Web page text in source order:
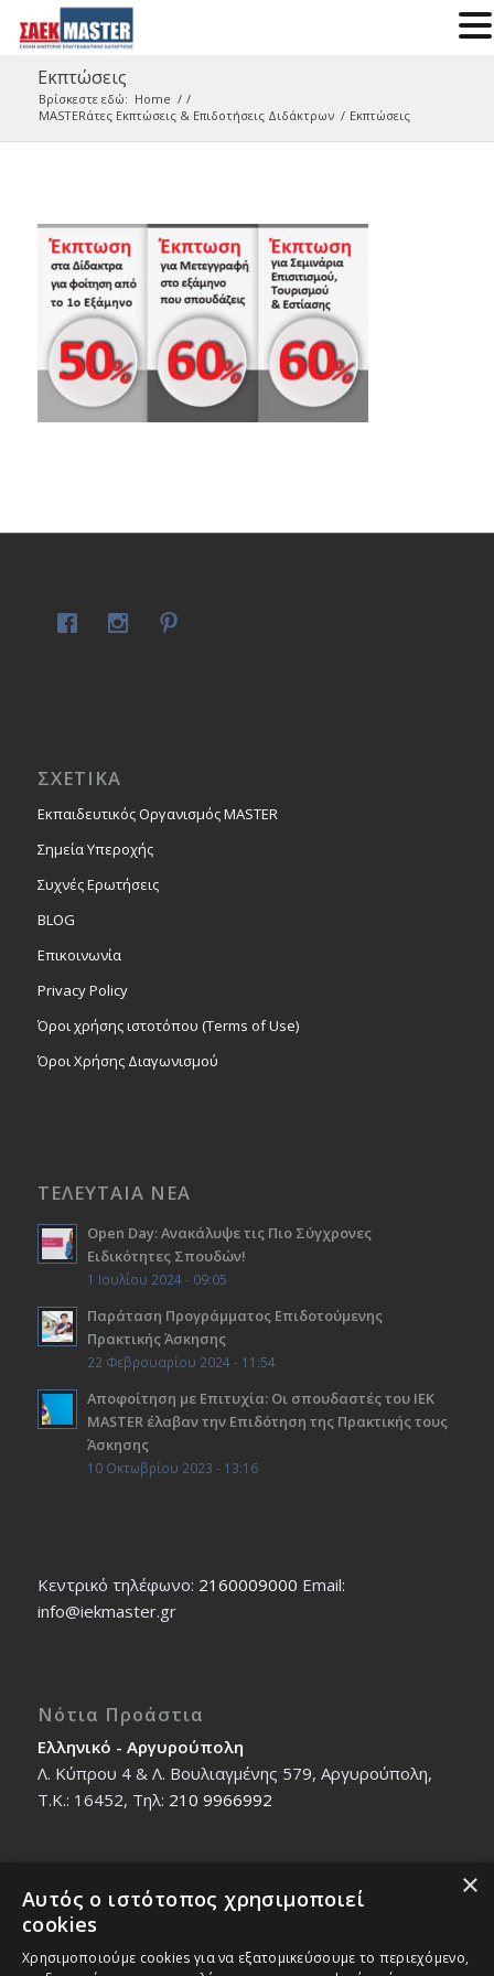
Εκπτώσεις
Βρίσκεστε εδώ: Home / /
MASTERάτες Εκπτώσεις & Επιδοτήσεις Διδάκτρων / Εκπτώσεις
ΣΧΕΤΙΚΑ
Εκπαιδευτικός Οργανισμός MASTER
Σημεία Υπεροχής
Συχνές Ερωτήσεις
BLOG
Επικοινωνία
Privacy Policy
Όροι χρήσης ιστοτόπου (Terms of Use)
Όροι Χρήσης Διαγωνισμού
ΤΕΛΕΥΤΑΙΑ ΝΕΑ
Open Day: Ανακάλυψε τις Πιο Σύγχρονες
Ειδικότητες Σπουδών!
1 Ιουλίου 2024 - 09:05
Παράταση Προγράμματος Επιδοτούμενης
Πρακτικής Άσκησης
22 Φεβρουαρίου 2024 - 11:54
Αποφοίτηση με Επιτυχία: Οι σπουδαστές του ΙΕΚ
ΜΑSTER έλαβαν την Επιδότηση της Πρακτικής τους
Άσκησης
10 Οκτωβρίου 2023 - 13:16
Κεντρικό τηλέφωνο: 2160009000 Εmail:
info@iekmaster.gr
Νότια Προάστια
Ελληνικό - Αργυρούπολη
Λ. Κύπρου 4 & Λ. Βουλιαγμένης 579, Αργυρούπολη,
T.K.: 16452, Τηλ: 210 9966992
Βόρεια Προάστια
Νέο Ηράκλειο - Μαρούσι
Ζαλοκώστα 18 & Εμμανουήλ Παπαδάκη 12, T.K.:
×
Αυτός ο ιστότοπος χρησιμοποιεί
cookies
Χρησιμοποιούμε cookies για να εξατομικεύσουμε το περιεχόμενο,